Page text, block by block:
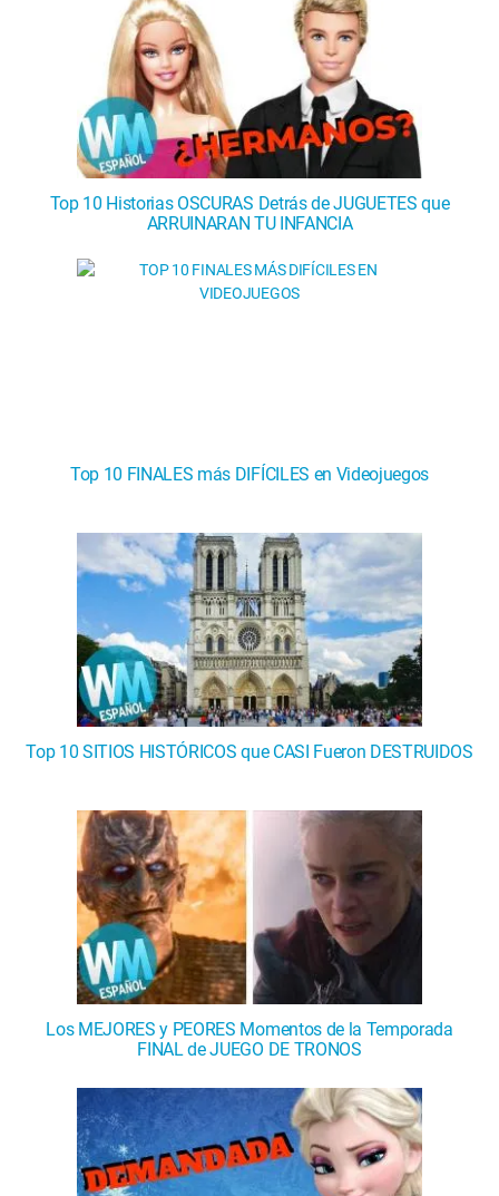
Top 10 Historias OSCURAS Detrás de JUGUETES que
ARRUINARAN TU INFANCIA
Top 10 FINALES más DIFÍCILES en Videojuegos
Top 10 SITIOS HISTÓRICOS que CASI Fueron DESTRUIDOS
Los MEJORES y PEORES Momentos de la Temporada
FINAL de JUEGO DE TRONOS